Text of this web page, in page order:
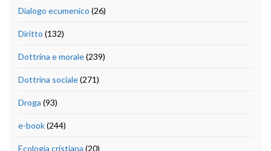
Dialogo ecumenico (26)
Diritto (132)
Dottrina e morale(239)
Dottrina sociale(271)
Droga (93)
e-book(244)
Ecologia cristiana (20)